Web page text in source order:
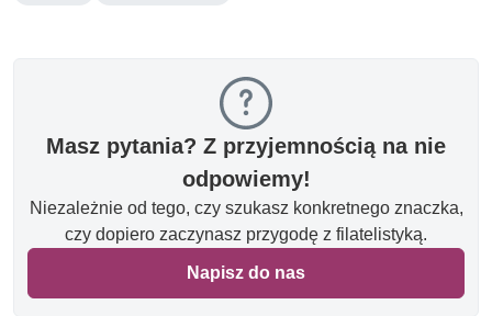
Masz pytania? Z przyjemnością na nie
odpowiemy!
Niezależnie od tego, czy szukasz konkretnego znaczka,
czy dopiero zaczynasz przygodę z filatelistyką.
Napisz do nas